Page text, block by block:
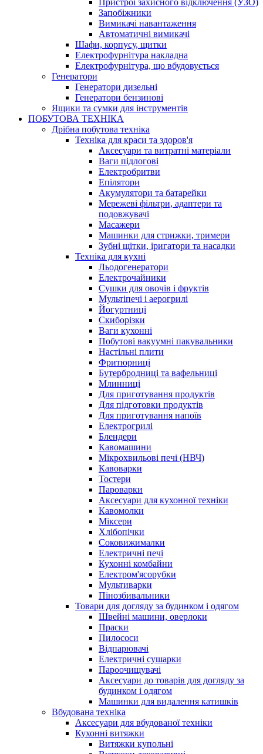
Пристрої захисного відключення (УЗО)
Запобіжники
Вимикачі навантаження
Автоматичні вимикачі
Шафи, корпусу, щитки
Електрофурнітура накладна
Електрофурнітура, що вбудовується
Генератори
Генератори дизельні
Генератори бензинові
Ящики та сумки для інструментів
ПОБУТОВА ТЕХНІКА
Дрібна побутова техніка
Техніка для краси та здоров'я
Аксесуари та витратні матеріали
Ваги підлогові
Електробритви
Епілятори
Акумулятори та батарейки
Мережеві фільтри, адаптери та
подовжувачі
Масажери
Машинки для стрижки, тримери
Зубні щітки, іригатори та насадки
Техніка для кухні
Льодогенератори
Електрочайники
Сушки для овочів і фруктів
Мультіпечі і аерогрилі
Йогуртниці
Скиборізки
Ваги кухонні
Побутові вакуумні пакувальники
Настільні плити
Фритюрниці
Бутербродниці та вафельниці
Млинниці
Для приготування продуктів
Для підготовки продуктів
Для приготування напоїв
Електрогрилі
Блендери
Кавомашини
Мікрохвильові печі (НВЧ)
Кавоварки
Тостери
Пароварки
Аксесуари для кухонної техніки
Кавомолки
Міксери
Хлібопічки
Соковижималки
Електричні печі
Кухонні комбайни
Електром'ясорубки
Мультиварки
Пінозбивальники
Товари для догляду за будинком і одягом
Швейні машини, оверлоки
Праски
Пилососи
Відпарювачі
Електричні сушарки
Пароочищувачі
Аксесуари до товарів для догляду за
будинком і одягом
Машинки для видалення катишків
Вбудована техніка
Аксесуари для вбудованої техніки
Кухонні витяжки
Витяжки купольні